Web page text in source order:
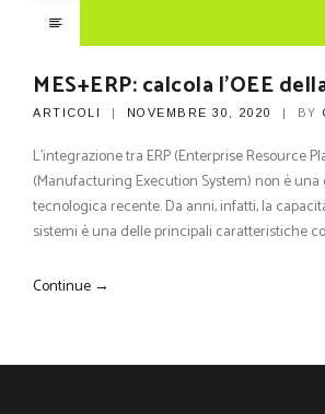
MES+ERP: calcola l’OEE
ARTICOLI NOVEMBRE 30, 2020 BY
L’integrazione tra ERP (Enterprise Resource
(Manufacturing Execution System) non è
tecnologica recente. Da anni, infatti, la
sistemi è una delle principali caratteristiche
Continue →